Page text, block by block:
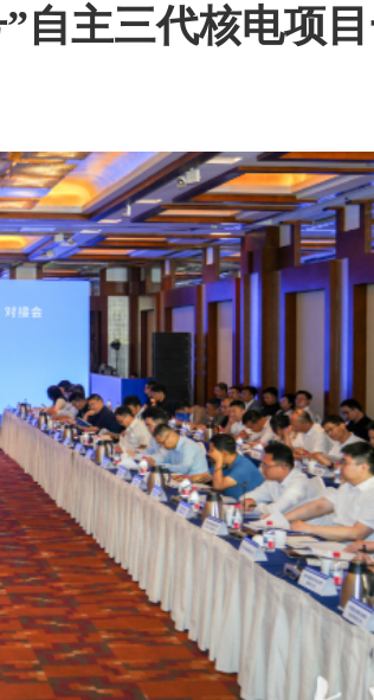
自主三代核电项